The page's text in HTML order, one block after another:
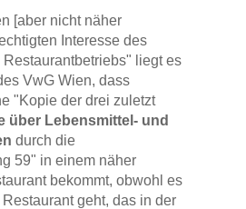
[aber nicht näher
Interesse des
liegt es
VwG Wien, dass
"Kopie der drei zuletzt
über Lebensmittel- und
durch die
59" in einem näher
bekommt, obwohl es
geht, das in der